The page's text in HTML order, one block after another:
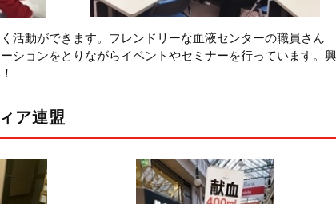
活動ができます。フレンドリーな血液センターの職員さん
ションをとりながらイベントやセミナーを行っています。興
ア連盟